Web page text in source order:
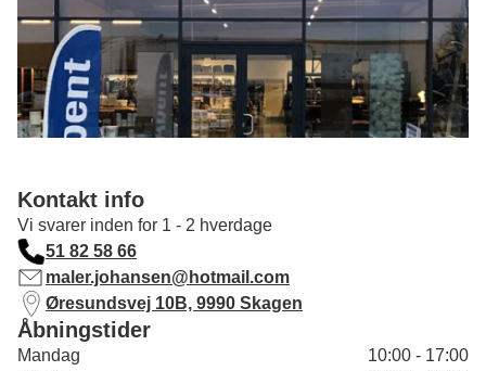
Kontakt info
Vi svarer inden for 1 - 2 hverdage
51 82 58 66
maler.johansen@hotmail.com
Øresundsvej 10B, 9990 Skagen
Åbningstider
Mandag
10:00 - 17:00